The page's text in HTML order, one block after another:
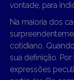
vontade, para
Na maioria dos
cotidiano.
sua definição.
expressões